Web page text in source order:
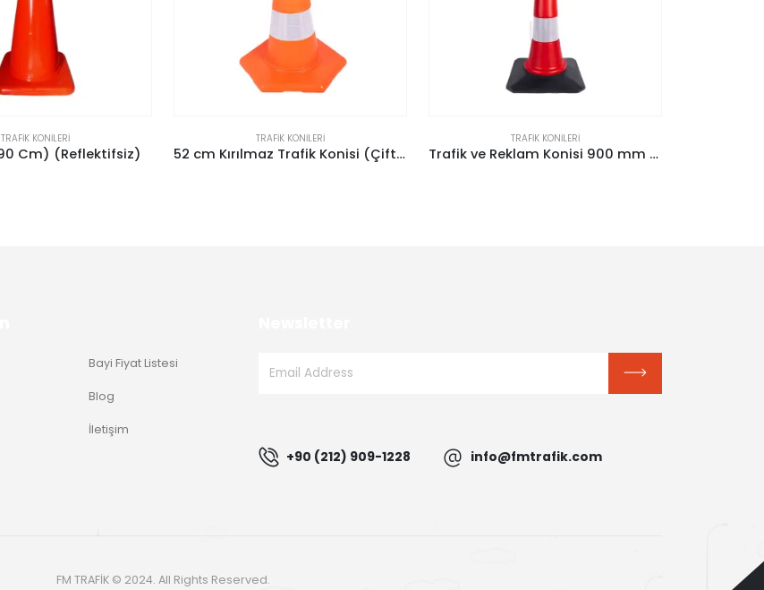
TRAFIK KONILERI TRAFIK KONILERI
Trafik ve Reklam Konisi 900 mm (Kauçuk Tabanlı)
TRAFIK KONILERI
Pvc Koni (75 Cm) (Reflektifsiz)
Bayi Fiyat Listesi
Blog
İletişim
+90 (212) 909-1228 info@fmtrafik.com
FM TRAFİK © 2024. All Rights Reserved.